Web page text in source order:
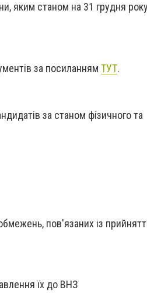
яким станом на 31 грудня
за посиланням ТУТ.
за станом фізичного та
пов'язаних із
їх до ВНЗ